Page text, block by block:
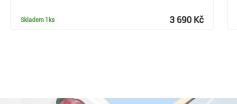
Skladem 1ks 3 690 Kč